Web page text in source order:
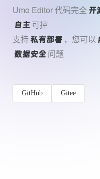
Umo Editor 代码完全 开
自主 可控
支持私有部署 ，您可以
数据安全 问题
GitHub Gitee